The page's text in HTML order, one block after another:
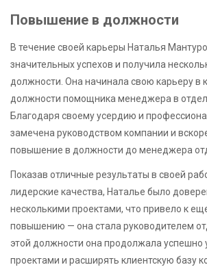
Повышение в должности
В течение своей карьеры Наталья
значительных успехов и получила
должности. Она начинала свою карьеру в
должности помощника менеджера в
Благодаря своему усердию и
замечена руководством компании и
повышение в должности до менеджера
Показав отличные результаты в своей
лидерские качества, Наталье было
несколькими проектами, что привело к
повышению — она стала руководителем
этой должности она продолжала успешно
проектами и расширять клиентскую базу